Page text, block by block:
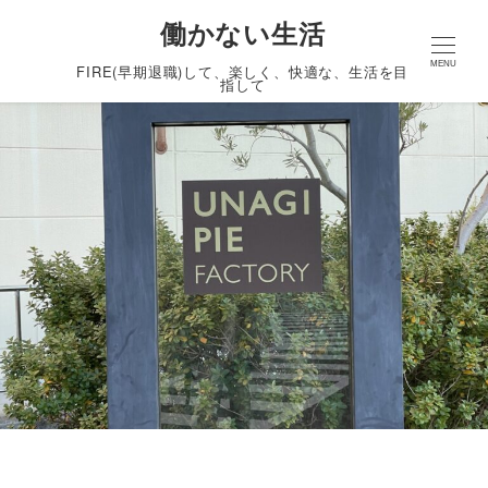
働かない生活
FIRE(早期退職)して、楽しく、快適な、生活を目
指して
MENU